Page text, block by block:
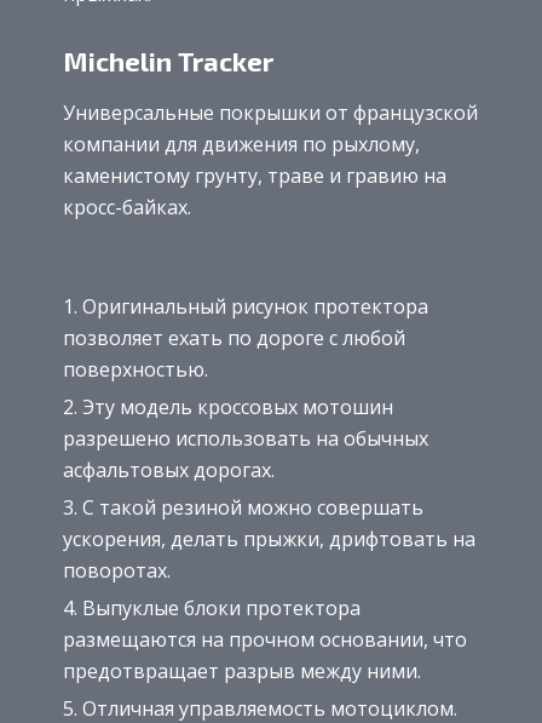
Michelin Tracker
Универсальные покрышки от французской
компании для движения по рыхлому,
каменистому грунту, траве и гравию на
кросс-байках.
Оригинальный рисунок протектора
позволяет ехать по дороге с любой
поверхностью.
Эту модель кроссовых мотошин
разрешено использовать на обычных
асфальтовых дорогах.
С такой резиной можно совершать
ускорения, делать прыжки, дрифтовать на
поворотах.
Выпуклые блоки протектора
размещаются на прочном основании, что
предотвращает разрыв между ними.
Отличная управляемость мотоциклом.